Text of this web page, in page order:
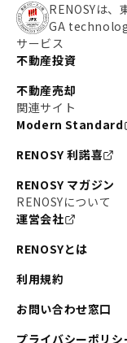
RENOSYは、
GA
サービス
不動産投資
不動産売却
関連サイト
Modern Standard
RENOSY 利諾喜
RENOSY マガジン
RENOSYについて
運営会社
RENOSYとは
利用規約
お問い合わせ窓口
プライバシーポリ